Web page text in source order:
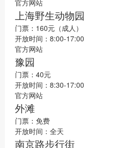
官方网站
上海野生动物园
门票：160元（成人）
开放时间：8:00-17:00
官方网站
豫园
门票：40元
开放时间：8:30-17:00
官方网站
外滩
门票：免费
开放时间：全天
南京路步行街